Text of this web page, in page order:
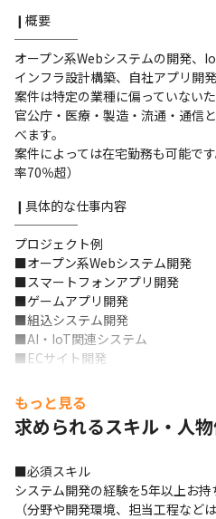
❙概要
─────
オープン系Webシステムの開発、
インフラ設計構築、自社アプリ開発
案件は特定の業種に偏っていないた
官公庁・医療・製造・流通・通信
べます。
案件によっては在宅勤務も可能で
率70％超）
❙具体的な仕事内容
─────
プロジェクト例
■オープン系Webシステム開発
■スマートフォンアプリ開発
■ゲームアプリ開発
■組込システム開発
■AI・IoT関連システム
■ECサイト開発
■サーバ、ネットワーク設計構築／
※スキルにあったフェーズからお任
─────
Java Python PHP JavaScript Go
HTML CSS VB.NET  TypeScript
もっと見る
求められるスキル・人
■必須スキル
システム開発の経験を5年以上お持
（分野や開発環境、担当工程など